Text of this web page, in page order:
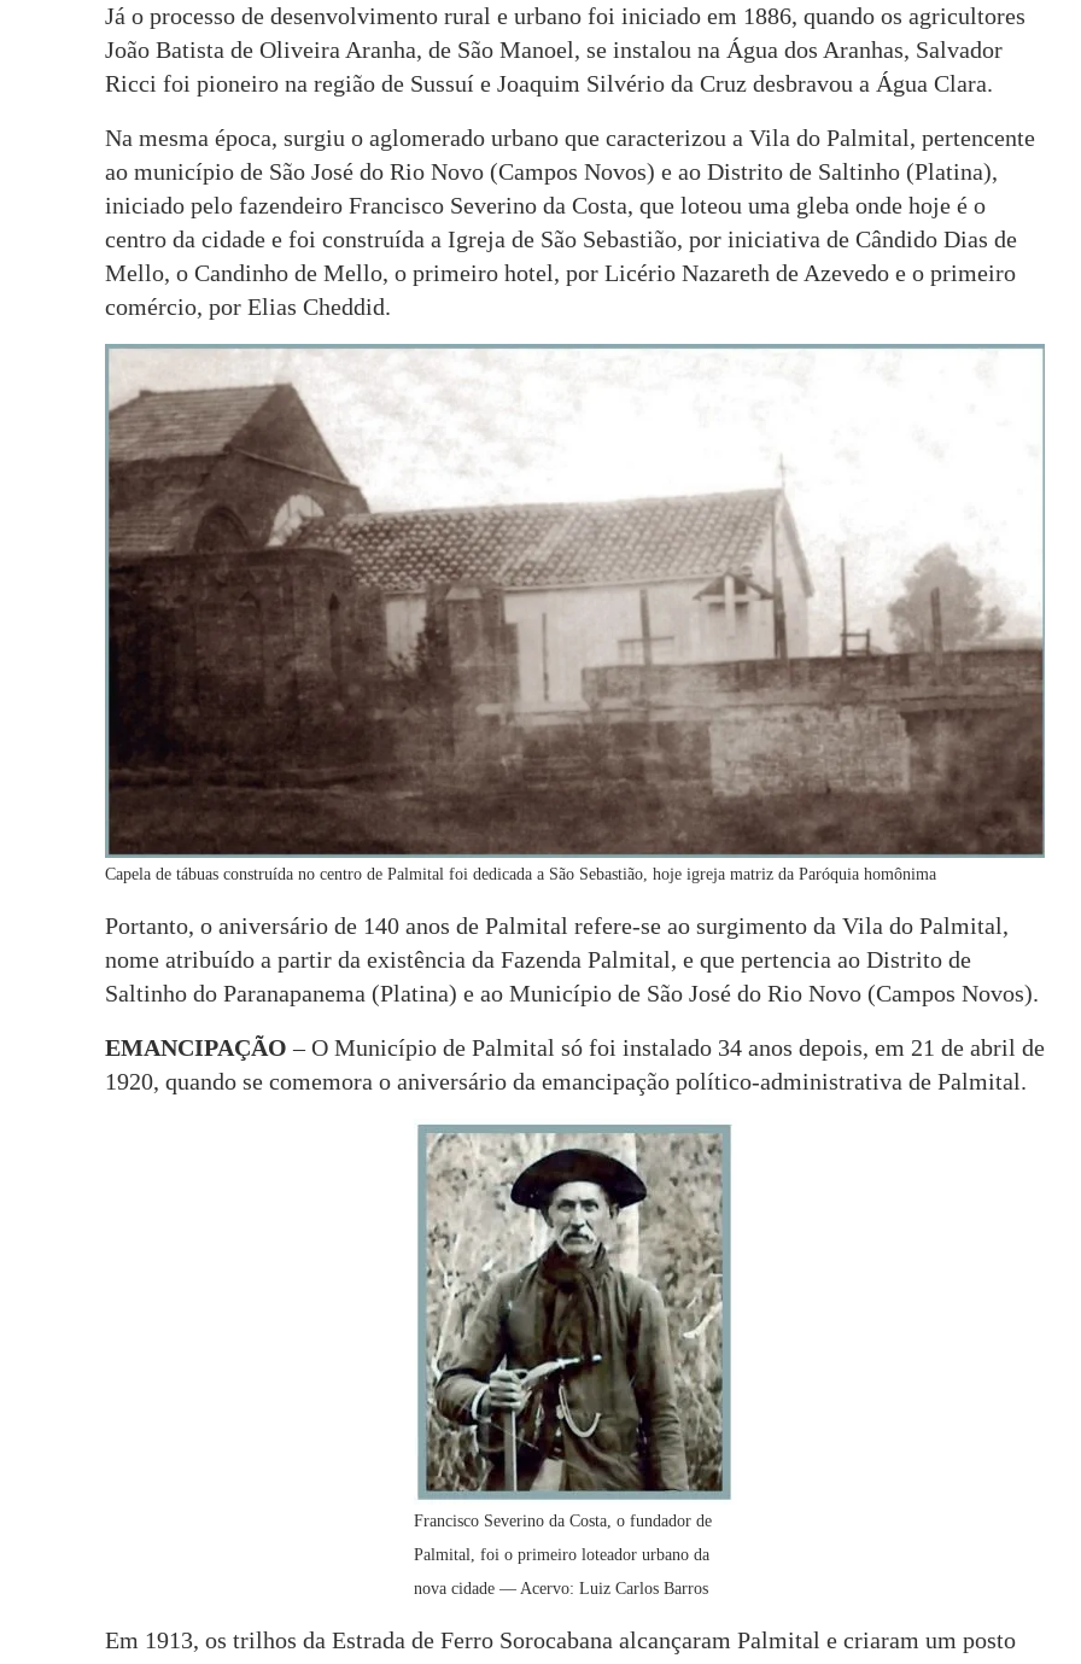
Já o processo de desenvolvimento rural e urbano foi iniciado em 1886, quando os agricultores
João Batista de Oliveira Aranha, de São Manoel, se instalou na Água dos Aranhas, Salvador
Ricci foi pioneiro na região de Sussuí e Joaquim Silvério da Cruz desbravou a Água Clara.
Na mesma época, surgiu o aglomerado urbano que caracterizou a Vila do Palmital, pertencente
ao município de São José do Rio Novo (Campos Novos) e ao Distrito de Saltinho (Platina),
iniciado pelo fazendeiro Francisco Severino da Costa, que loteou uma gleba onde hoje é o
centro da cidade e foi construída a Igreja de São Sebastião, por iniciativa de Cândido Dias de
Mello, o Candinho de Mello, o primeiro hotel, por Licério Nazareth de Azevedo e o primeiro
comércio, por Elias Cheddid.
Capela de tábuas construída no centro de Palmital foi dedicada a São Sebastião, hoje igreja matriz da Paróquia homônima
Portanto, o aniversário de 140 anos de Palmital refere-se ao surgimento da Vila do Palmital,
nome atribuído a partir da existência da Fazenda Palmital, e que pertencia ao Distrito de
Saltinho do Paranapanema (Platina) e ao Município de São José do Rio Novo (Campos Novos).
EMANCIPAÇÃO– O Município de Palmital só foi instalado 34 anos depois, em 21 de abril de
1920, quando se comemora o aniversário da emancipação político-administrativa de Palmital.
Francisco Severino da Costa, o fundador de
Palmital, foi o primeiro loteador urbano da
nova cidade — Acervo: Luiz Carlos Barros
Em 1913, os trilhos da Estrada de Ferro Sorocabana alcançaram Palmital e criaram um posto